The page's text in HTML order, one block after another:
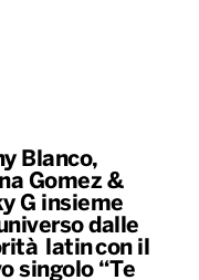
Blanco,
Gomez &
G insieme
dalle
latin con il
singolo “Te